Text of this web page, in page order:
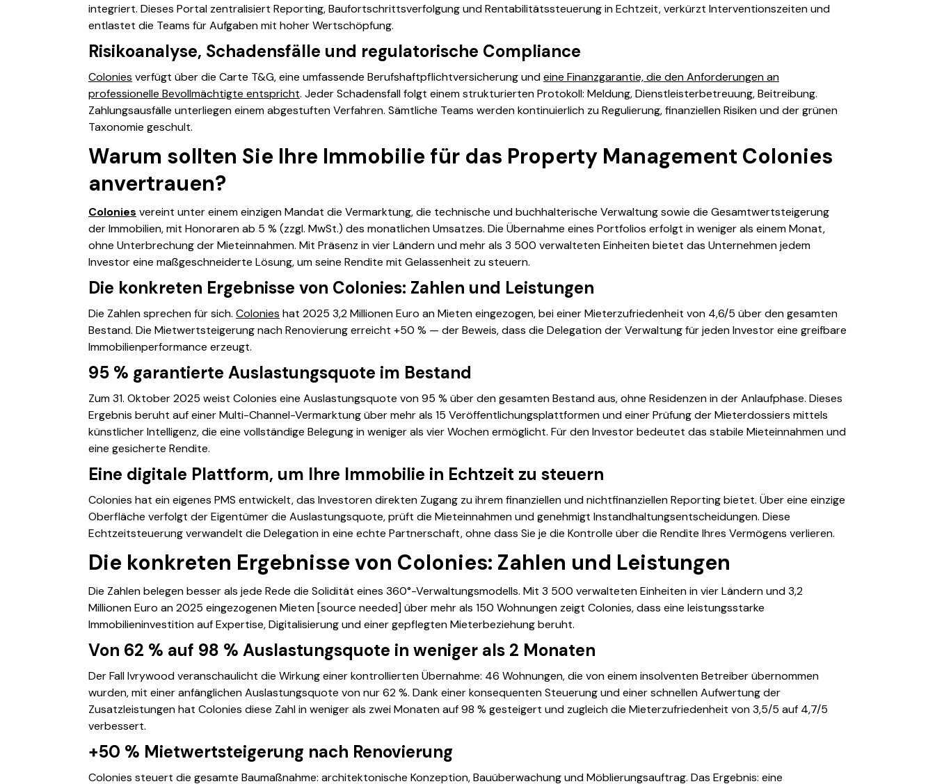
integriert. Dieses Portal zentralisiert Reporting, Baufortschrittsverfolgung und Rentabilitätssteuerung in Echtzeit, verkürzt Interventionszeiten und
entlastet die Teams für Aufgaben mit hoher Wertschöpfung.
Risikoanalyse, Schadensfälle und regulatorische Compliance
Colonies verfügt über die Carte T&G, eine umfassende Berufshaftpflichtversicherung undeine Finanzgarantie, die den Anforderungen an
professionelle Bevollmächtigte entspricht. Jeder Schadensfall folgt einem strukturierten Protokoll: Meldung, Dienstleisterbetreuung, Beitreibung.
Zahlungsausfälle unterliegen einem abgestuften Verfahren. Sämtliche Teams werden kontinuierlich zu Regulierung, finanziellen Risiken und der grünen
Taxonomie geschult.
Warum sollten Sie Ihre Immobilie für das Property Management Colonies
anvertrauen?
Colonies vereint unter einem einzigen Mandat die Vermarktung, die technische und buchhalterische Verwaltung sowie die Gesamtwertsteigerung
der Immobilien, mit Honoraren ab 5 % (zzgl. MwSt.) des monatlichen Umsatzes. Die Übernahme eines Portfolios erfolgt in weniger als einem Monat,
ohne Unterbrechung der Mieteinnahmen. Mit Präsenz in vier Ländern und mehr als 3 500 verwalteten Einheiten bietet das Unternehmen jedem
Investor eine maßgeschneiderte Lösung, um seine Rendite mit Gelassenheit zu steuern.
Die konkreten Ergebnisse von Colonies: Zahlen und Leistungen
Die Zahlen sprechen für sich. Colonies hat 2025 3,2 Millionen Euro an Mieten eingezogen, bei einer Mieterzufriedenheit von 4,6/5 über den gesamten
Bestand. Die Mietwertsteigerung nach Renovierung erreicht +50 % — der Beweis, dass die Delegation der Verwaltung für jeden Investor eine greifbare
Immobilienperformance erzeugt.
95 % garantierte Auslastungsquote im Bestand
Zum 31. Oktober 2025 weist Colonies eine Auslastungsquote von 95 % über den gesamten Bestand aus, ohne Residenzen in der Anlaufphase. Dieses
Ergebnis beruht auf einer Multi-Channel-Vermarktung über mehr als 15 Veröffentlichungsplattformen und einer Prüfung der Mieterdossiers mittels
künstlicher Intelligenz, die eine vollständige Belegung in weniger als vier Wochen ermöglicht. Für den Investor bedeutet das stabile Mieteinnahmen und
eine gesicherte Rendite.
Eine digitale Plattform, um Ihre Immobilie in Echtzeit zu steuern
Colonies hat ein eigenes PMS entwickelt, das Investoren direkten Zugang zu ihrem finanziellen und nichtfinanziellen Reporting bietet. Über eine einzige
Oberfläche verfolgt der Eigentümer die Auslastungsquote, prüft die Mieteinnahmen und genehmigt Instandhaltungsentscheidungen. Diese
Echtzeitsteuerung verwandelt die Delegation in eine echte Partnerschaft, ohne dass Sie je die Kontrolle über die Rendite Ihres Vermögens verlieren.
Die konkreten Ergebnisse von Colonies: Zahlen und Leistungen
Die Zahlen belegen besser als jede Rede die Solidität eines 360°-Verwaltungsmodells. Mit 3 500 verwalteten Einheiten in vier Ländern und 3,2
Millionen Euro an 2025 eingezogenen Mieten [source needed] über mehr als 150 Wohnungen zeigt Colonies, dass eine leistungsstarke
Immobilieninvestition auf Expertise, Digitalisierung und einer gepflegten Mieterbeziehung beruht.
Von 62 % auf 98 % Auslastungsquote in weniger als 2 Monaten
Der Fall Ivrywood veranschaulicht die Wirkung einer kontrollierten Übernahme: 46 Wohnungen, die von einem insolventen Betreiber übernommen
wurden, mit einer anfänglichen Auslastungsquote von nur 62 %. Dank einer konsequenten Steuerung und einer schnellen Aufwertung der
Zusatzleistungen hat Colonies diese Zahl in weniger als zwei Monaten auf 98 % gesteigert und zugleich die Mieterzufriedenheit von 3,5/5 auf 4,7/5
verbessert.
+50 % Mietwertsteigerung nach Renovierung
Colonies steuert die gesamte Baumaßnahme: architektonische Konzeption, Bauüberwachung und Möblierungsauftrag. Das Ergebnis: eine